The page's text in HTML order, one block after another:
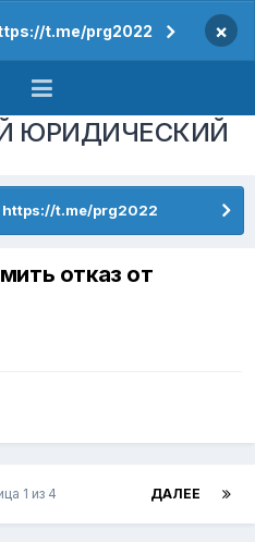
t.me/prg2022 ×
ЮРИДИЧЕСКИЙ
https://t.me/prg2022
отказ от
ДАЛЕЕ
1 из 4